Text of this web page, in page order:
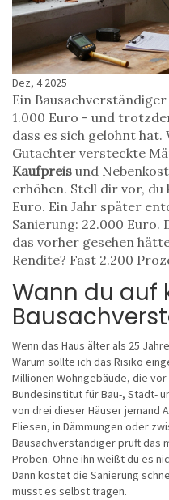
Dez, 4 2025
Ein
1.000 Euro - und
dass es sich gelohnt
Gutachter versteckte
Kaufpreis und
erhöhen. Stell dir vor,
Euro. Ein Jahr später
Sanierung: 22.000 Euro.
das vorher gesehen
Rendite? Fast 2.200
Wann du auf
Wenn das Haus älter als 25
Warum sollte ich das Risiko
Millionen Wohngebäude, die
Bundesinstitut für Bau-, Stadt-
von drei dieser Häuser jemand
Fliesen, in Dämmungen oder
Bausachverständiger prüft das
Proben. Ohne ihn weißt du es
Dann kostet die Sanierung
musst es selbst tragen.